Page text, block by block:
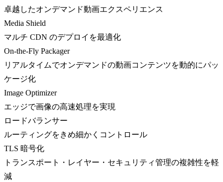
卓越したオンデマンド動画エクスペリエンス
Media Shield
マルチ CDN のデプロイを最適化
On-the-Fly Packager
リアルタイムでオンデマンドの動画コンテンツを動的にパッ
ケージ化
Image Optimizer
エッジで画像の高速処理を実現
ロードバランサー
ルーティングをきめ細かくコントロール
TLS 暗号化
トランスポート・レイヤー・セキュリティ管理の複雑性を軽
減